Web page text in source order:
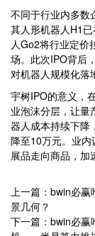
不同于行业内多数
其人形机器人H1
人Go2将行业定价
场。此次IPO背后
对机器人规模化落
宇树IPO的意义，
业泡沫分层，让量
器人成本持续下降
降至10万元。业
展品走向商品，加
上一篇：bwin必赢
景几何？
下一篇：bwin必赢